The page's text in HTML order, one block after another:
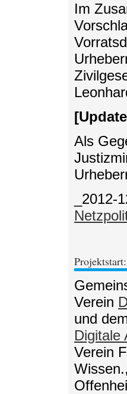
Im
Als
_2012-
Verein
und
Digitale
Verein